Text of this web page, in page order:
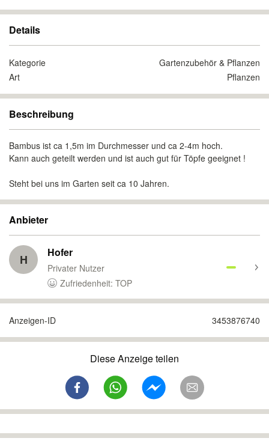
Details
Kategorie
Gartenzubehör & Pflanzen
Art
Pflanzen
Beschreibung
Bambus ist ca 1,5m im Durchmesser und ca 2-4m hoch.
Kann auch geteilt werden und ist auch gut für Töpfe geeignet !
Steht bei uns im Garten seit ca 10 Jahren.
Anbieter
H Hofer
Privater Nutzer
Zufriedenheit: TOP
Anzeigen-ID 3453876740
Diese Anzeige teilen